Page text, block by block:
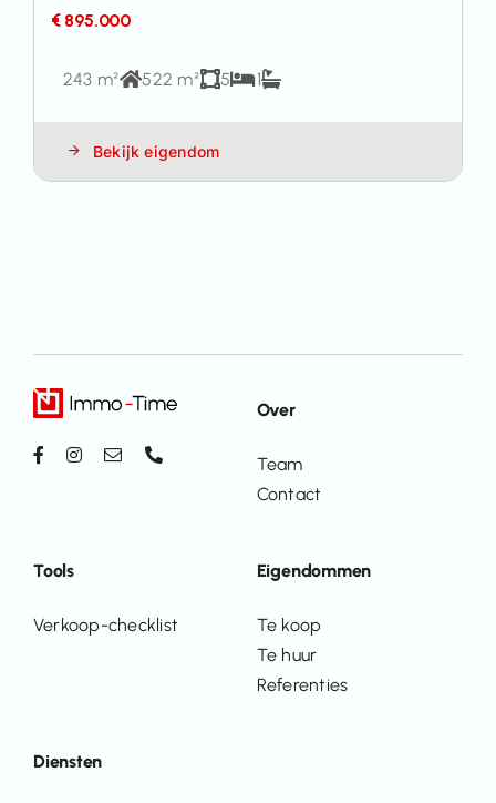
€ 895.000
243 m² 522 m² 5 1
Bekijk eigendom
Diensten
Eigendommen
Te koop
Te huur
Referenties
Over
Team
Contact
Tools
Verkoop-checklist